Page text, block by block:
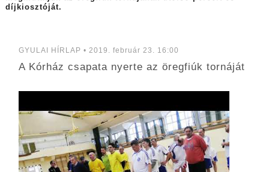
díjkiosztóját.
GYULAI HÍRLAP • 2019. február 23. 16:00
A Kórház csapata nyerte az öregfiúk tornáját